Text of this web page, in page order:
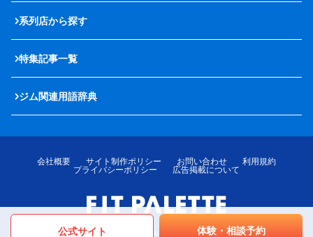
公式サイト 体験・相談予約
系列店から探す
特集記事一覧
ジム関連用語辞典
会社概要 サイト制作ポリシー お問い合わせ
利用規約
プライバシーポリシー
広告掲載について
© LOTTE MediPalette Co.,Ltd. All rights reserved.